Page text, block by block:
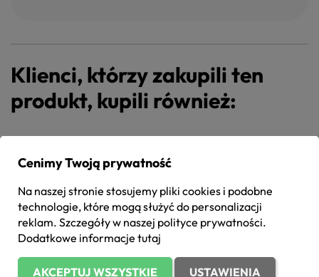
Klienci, którzy zakupili ten
produkt, kupili również:
Cenimy Twoją prywatność
Na naszej stronie stosujemy pliki cookies i podobne
technologie, które mogą służyć do personalizacji
reklam. Szczegóły w naszej polityce prywatności.
Dodatkowe informacje tutaj
AKCEPTUJ WSZYSTKIE USTAWIENIA